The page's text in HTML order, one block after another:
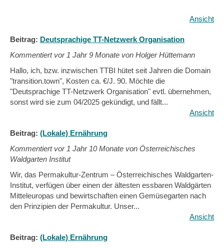
Ansicht
Beitrag: Deutsprachige TT-Netzwerk Organisation
Kommentiert vor 1 Jahr 9 Monate von Holger Hüttemann
Hallo, ich, bzw. inzwischen TTBI hütet seit Jahren die Domain
"transition.town", Kosten ca. €/J. 90. Möchte die
"Deutsprachige TT-Netzwerk Organisation" evtl. übernehmen,
sonst wird sie zum 04/2025 gekündigt, und fällt...
Ansicht
Beitrag: (Lokale) Ernährung
Kommentiert vor 1 Jahr 10 Monate von Österreichisches
Waldgarten Institut
Wir, das Permakultur-Zentrum – Österreichisches Waldgarten-
Institut, verfügen über einen der ältesten essbaren Waldgärten
Mitteleuropas und bewirtschaften einen Gemüsegarten nach
den Prinzipien der Permakultur. Unser...
Ansicht
Beitrag: (Lokale) Ernährung